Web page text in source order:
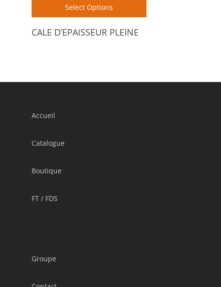
Select Options
CALE D’EPAISSEUR PLEINE
Accueil
Catalogue
Boutique
FT / FDS
Groupe